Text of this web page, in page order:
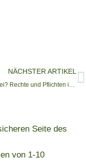
NÄCHSTER ARTIKEL
Endlich frei? Rechte und Pflichten im eigenen Haus
Seite des
von 1-10